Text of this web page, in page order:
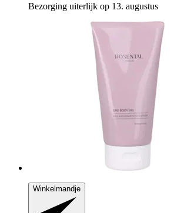
Bezorging uiterlijk op 13. augustus
Winkelmandje